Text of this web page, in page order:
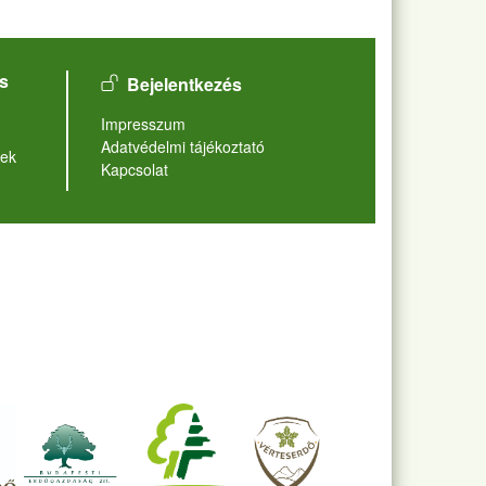
User account menu
Bejelentkezés
Lábléc
Impresszum
Adatvédelmi tájékoztató
Kapcsolat